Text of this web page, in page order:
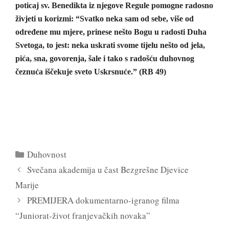
poticaj sv. Benedikta iz njegove Regule pomogne radosno
živjeti u korizmi: “Svatko neka sam od sebe, više od
određene mu mjere, prinese nešto Bogu u radosti Duha
Svetoga, to jest: neka uskrati svome tijelu nešto od jela,
pića, sna, govorenja, šale i tako s radošću duhovnog
čeznuća iščekuje sveto Uskrsnuće.” (RB 49)
Kategorije
Duhovnost
Svečana akademija u čast Bezgrešne Djevice
Marije
PREMIJERA dokumentarno-igranog filma
“Juniorat-život franjevačkih novaka”